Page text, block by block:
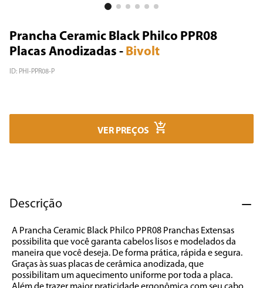
Prancha Ceramic Black Philco PPR08
Placas Anodizadas - Bivolt
ID: PHI-PPR08-P
VER PREÇOS
Descrição
A Prancha Ceramic Black Philco PPR08 Pranchas Extensas
possibilita que você garanta cabelos lisos e modelados da
maneira que você deseja. De forma prática, rápida e segura.
Graças às suas placas de cerâmica anodizada, que
possibilitam um aquecimento uniforme por toda a placa.
3º air fryer
4º microondas
7º cafeteira
ventilador